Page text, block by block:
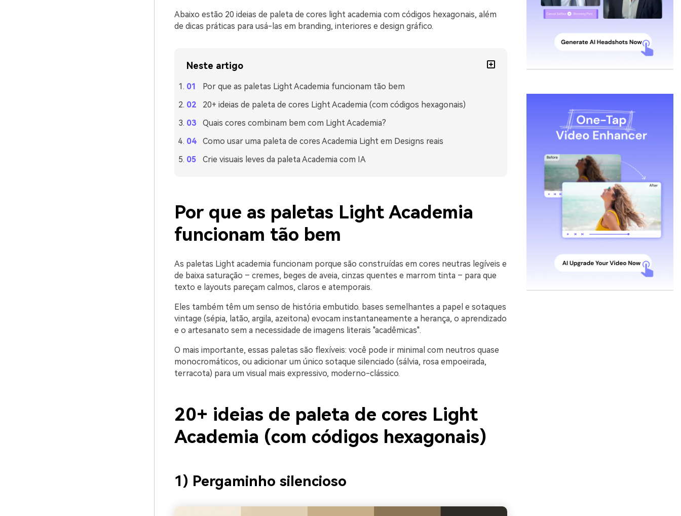
Abaixo estão 20 ideias de paleta de cores light academia com códigos hexagonais, além
de dicas práticas para usá-las em branding, interiores e design gráfico.
Neste artigo
Por que as paletas Light Academia funcionam tão bem
20+ ideias de paleta de cores Light Academia (com códigos hexagonais)
Quais cores combinam bem com Light Academia?
Como usar uma paleta de cores Academia Light em Designs reais
Crie visuais leves da paleta Academia com IA
Por que as paletas Light Academia
funcionam tão bem
As paletas Light academia funcionam porque são construídas em cores neutras legíveis e
de baixa saturação – cremes, beges de aveia, cinzas quentes e marrom tinta – para que
texto e layouts pareçam calmos, claros e atemporais.
Eles também têm um senso de história embutido. bases semelhantes a papel e sotaques
vintage (sépia, latão, argila, azeitona) evocam instantaneamente a herança, o aprendizado
e o artesanato sem a necessidade de imagens literais "acadêmicas".
O mais importante, essas paletas são flexíveis: você pode ir minimal com neutros quase
monocromáticos, ou adicionar um único sotaque silenciado (sálvia, rosa empoeirada,
terracota) para um visual mais expressivo, moderno-clássico.
20+ ideias de paleta de cores Light
Academia (com códigos hexagonais)
1) Pergaminho silencioso